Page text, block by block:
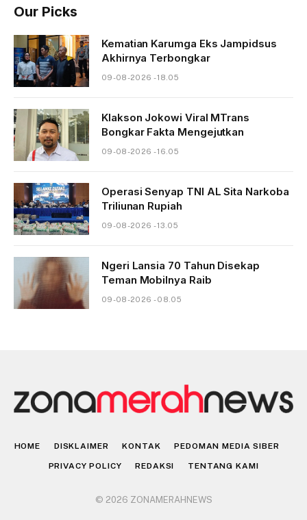
Our Picks
Kematian Karumga Eks Jampidsus
Akhirnya Terbongkar
09-08-2026 - 18.05
Klakson Jokowi Viral MTrans
Bongkar Fakta Mengejutkan
09-08-2026 - 16.05
Operasi Senyap TNI AL Sita Narkoba
Triliunan Rupiah
09-08-2026 - 13.05
Ngeri Lansia 70 Tahun Disekap
Teman Mobilnya Raib
09-08-2026 - 08.05
HOME DISKLAIMER KONTAK PEDOMAN MEDIA SIBER
PRIVACY POLICY REDAKSI TENTANG KAMI
© 2026 ZONAMERAHNEWS